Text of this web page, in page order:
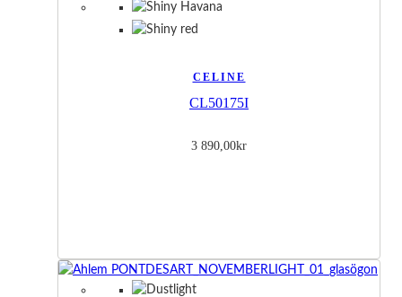
CELINE
CL50175I
3 890,00kr